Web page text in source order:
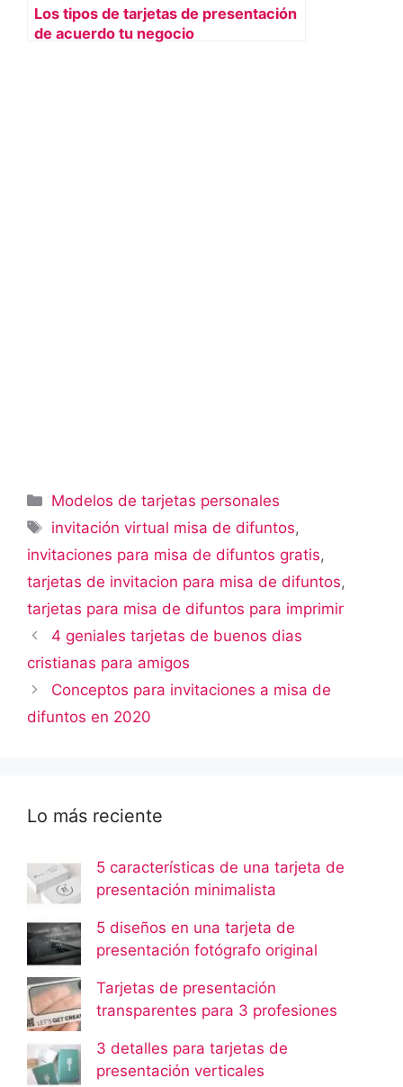
Los tipos de tarjetas de presentación
de acuerdo tu negocio
Categorías
Modelos de tarjetas personales
Etiquetas
invitación virtual misa de difuntos,
invitaciones para misa de difuntos gratis,
tarjetas de invitacion para misa de difuntos,
tarjetas para misa de difuntos para imprimir
4 geniales tarjetas de buenos dias
cristianas para amigos
Conceptos para invitaciones a misa de
difuntos en 2020
Lo más reciente
5 características de una tarjeta de
presentación minimalista
5 diseños en una tarjeta de
presentación fotógrafo original
Tarjetas de presentación
transparentes para 3 profesiones
3 detalles para tarjetas de
presentación verticales